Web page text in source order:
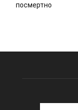
посмертно